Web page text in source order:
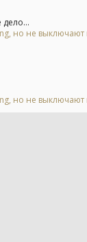
дело...
но не выключают
но не выключают